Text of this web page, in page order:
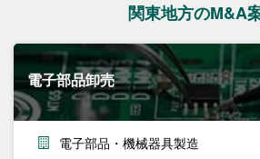
関東地方のM&A
電子部品卸売
電子部品・機械器具製造